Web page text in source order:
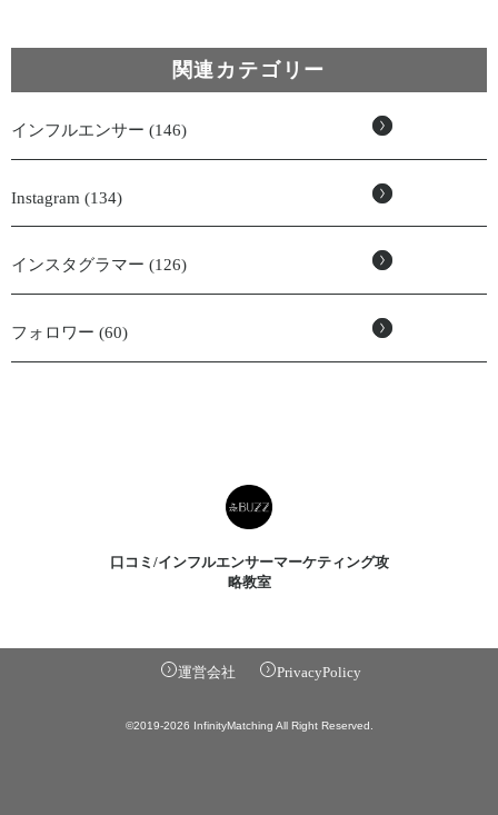
関連カテゴリー
インフルエンサー (146)
Instagram (134)
インスタグラマー (126)
フォロワー (60)
口コミ/インフルエンサーマーケティング攻
略教室
運営会社 PrivacyPolicy
©2019-2026 InfinityMatching All Right Reserved.